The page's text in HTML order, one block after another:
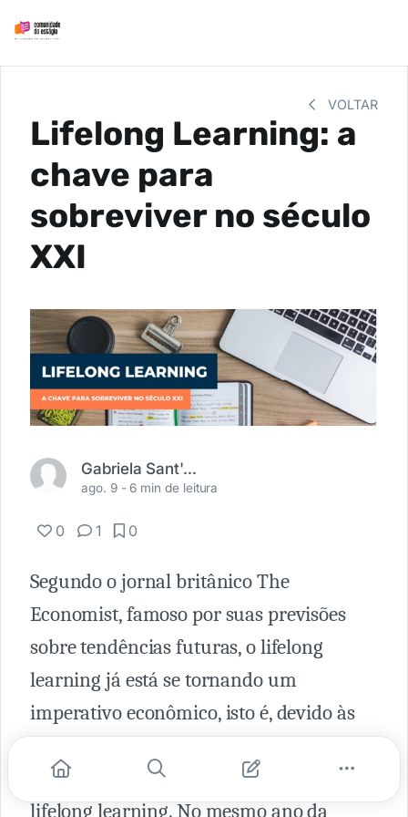
VOLTAR
Lifelong Learning: a
chave para
sobreviver no século
XXI
Gabriela Sant'Ana Morais
ago. 9 -6 min de leitura
0 1 0
Segundo o jornal britânico The
Economist, famoso por suas previsões
sobre tendências futuras, o lifelong
learning já está se tornando um
imperativo econômico, isto é, devido às
necessário a adoção de um estilo de vida
lifelong learning. No mesmo ano da